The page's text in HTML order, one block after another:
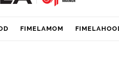
FIMELAMOM